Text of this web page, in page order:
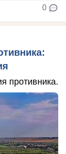
0
противника.